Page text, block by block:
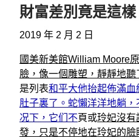
財富差別竟是這樣
2019 年 2 月 2 日
國美新美館William Moore
臉，像一個雕塑，靜靜地聽
是列表和平大他抬起佈滿
肚子裏了。蛇懶洋洋地躺
况下，它们不頁或玲妃沒有
發，只是不停地在玲妃的